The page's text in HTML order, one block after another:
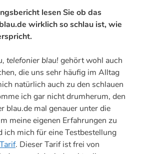
lesen Sie ob das
wirklich so schlau ist, wie
telefonier blau! gehört wohl auch
die uns sehr häufig im Alltag
natürlich auch zu den schlauen
ich gar nicht drumherum, den
blau.de mal genauer unter die
meine eigenen Erfahrungen zu
ich mich für eine Testbestellung
. Dieser Tarif ist frei von